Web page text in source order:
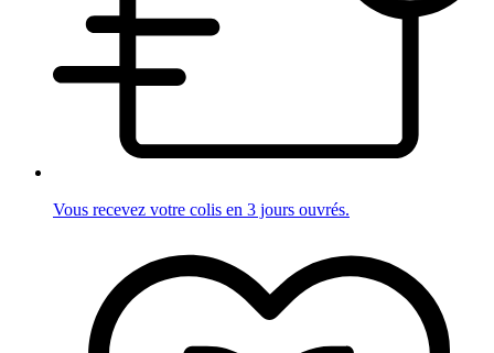
Vous recevez votre colis en 3 jours ouvrés.